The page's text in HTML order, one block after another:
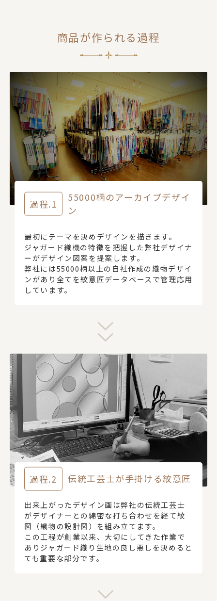
商品が作られる過程
過程.1
55000柄のアーカイブデザイ
ン
最初にテーマを決めデザインを描きます。
ジャガード織機の特徴を把握した弊社デザイナ
ーがデザイン図案を提案します。
弊社には55000柄以上の自社作成の織物デザイ
ンがあり全てを紋意匠データベースで管理応用
しています。
過程.2 伝統工芸士が手掛ける紋意匠
出来上がったデザイン画は弊社の伝統工芸士
がデザイナーとの綿密な打ち合わせを経て紋
図（織物の設計図）を組み立てます。
この工程が創業以来、大切にしてきた作業で
ありジャガード織り生地の良し悪しを決めると
ても重要な部分です。